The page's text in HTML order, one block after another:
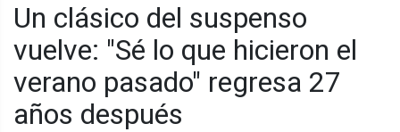
Un clásico del suspenso
vuelve: "Sé lo que hicieron el
verano pasado" regresa 27
años después